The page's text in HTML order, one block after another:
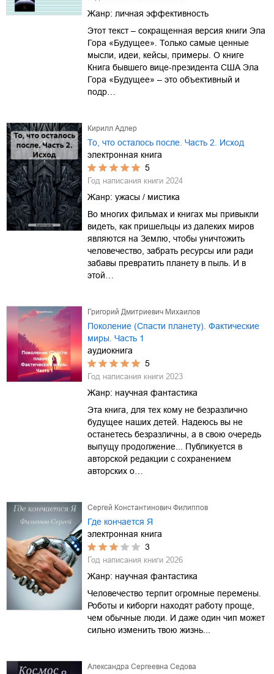
Жанр: личная эффективность
Этот текст – сокращенная версия книги Эла
Гора «Будущее». Только самые ценные
мысли, идеи, кейсы, примеры. О книге
Книга бывшего вице-президента США Эла
Гора «Будущее» – это объективный и
подр…
Кирилл Адлер
То, что осталось после. Часть 2. Исход
электронная книга
5
Год написания книги 2024
Жанр: ужасы / мистика
Во многих фильмах и книгах мы привыкли
видеть, как пришельцы из далеких миров
являются на Землю, чтобы уничтожить
человечество, забрать ресурсы или ради
забавы превратить планету в пыль. И в
этой…
Григорий Дмитриевич Михаилов
Поколение (Спасти планету). Фактические
миры. Часть 1
аудиокнига
5
Год написания книги 2023
Жанр: научная фантастика
Эта книга, для тех кому не безразлично
будущее наших детей. Надеюсь вы не
останетесь безразличны, а в свою очередь
выпущу продолжение... Публикуется в
авторской редакции с сохранением
авторских о…
Сергей Константинович Филиппов
Где кончается Я
электронная книга
3
Год написания книги 2026
Жанр: научная фантастика
Человечество терпит огромные перемены.
Роботы и киборги находят работу проще,
чем обычные люди. И даже один чип может
сильно изменить твою жизнь...
Александра Сергеевна Седова